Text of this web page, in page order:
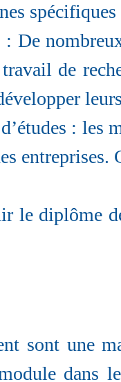
De
de
: les
le diplôme
sont une
dans